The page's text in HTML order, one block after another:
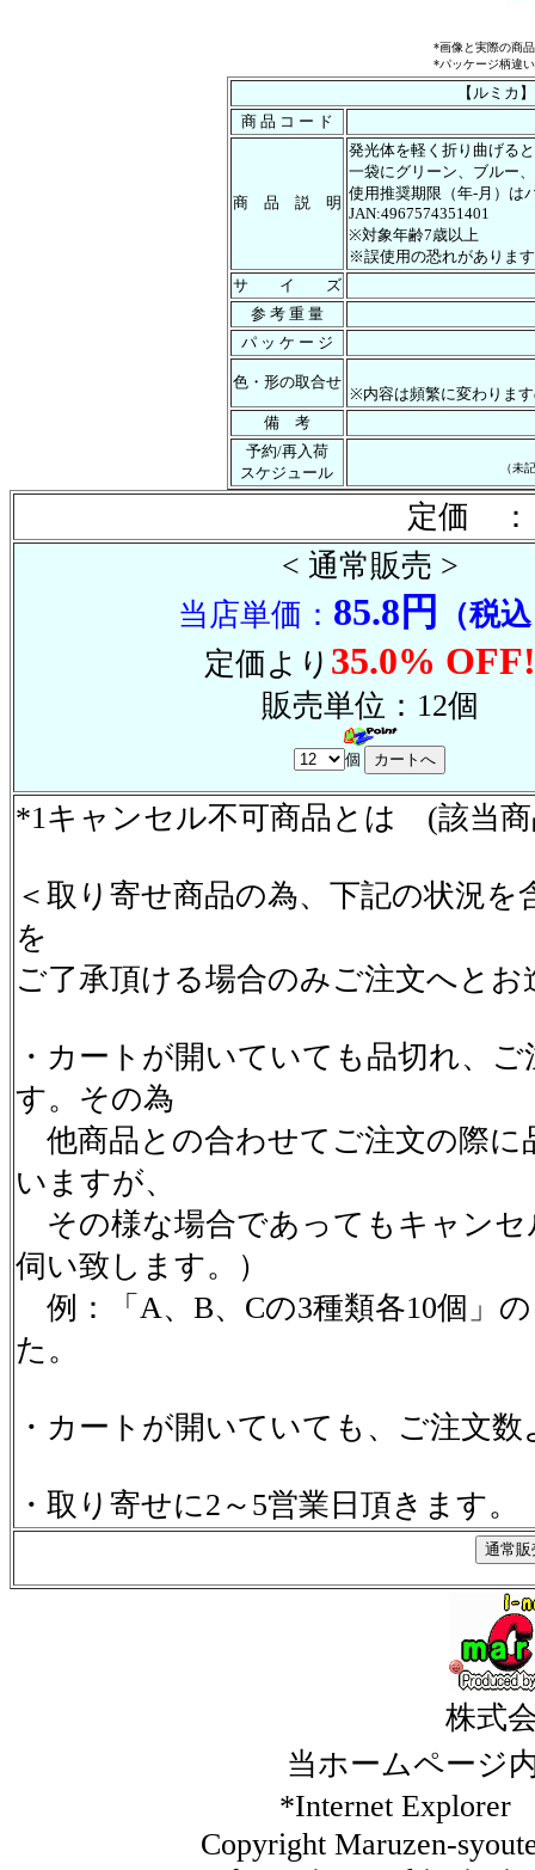
*画像と実際の商
*パッケージ柄違
【ルミカ
商 品 コ ー ド
商 品 説 明
発光体を軽く折り曲げる
一袋にグリーン、ブルー
使用推奨期限（年-月）は
JAN:4967574351401
※対象年齢7歳以上
※誤使用の恐れがありま
サ イ ズ
参 考 重 量
パ ッ ケ ー ジ
色・形の取合せ
※内容は頻繁に変わりま
備 考
予約/再入荷
スケジュール
（未
定価 ：
< 通常販売 >
当店単価： 85.8円
（税
定価より 35.0% OFF!
販売単位：12個
個
*1キャンセル不可商品とは (該当
＜取り寄せ商品の為、下記の状況
を
ご了承頂ける場合のみご注文へとお
・カートが開いていても品切れ、
す。その為
他商品との合わせてご注文の際に
いますが、
その様な場合であってもキャンセ
伺い致します。）
例：「A、B、Cの3種類各10個」
た。
・カートが開いていても、ご注文
・取り寄せに2～5営業日頂きます。
株式
当ホームページ
*Internet
Copyright Maruzen-